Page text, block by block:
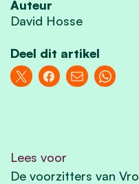
Auteur
David Hosse
Deel dit artikel
Lees voor
De voorzitters van